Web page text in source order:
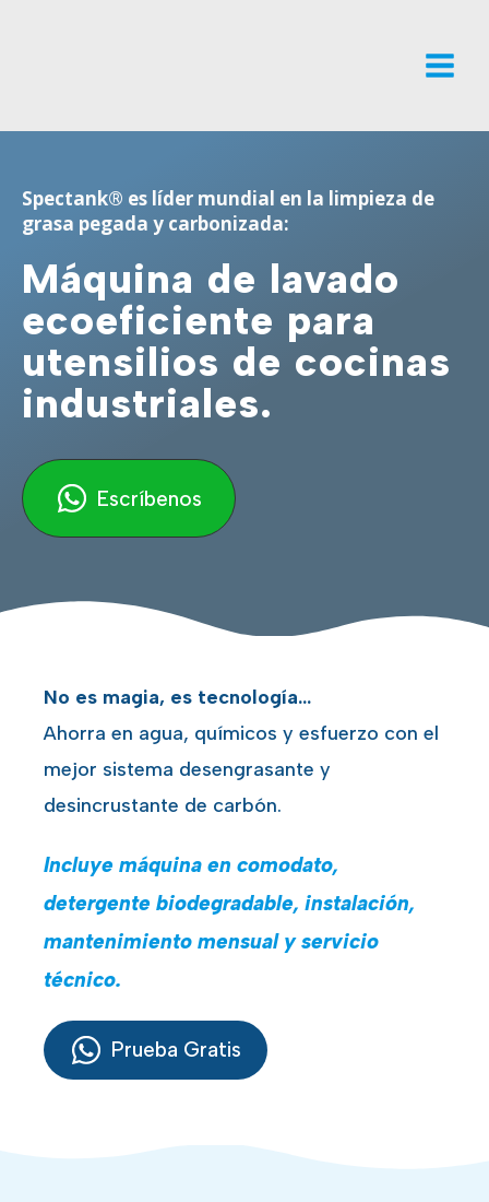
Main
Menu
Spectank® es líder mundial en la limpieza de
grasa pegada y carbonizada:
Máquina de lavado
ecoeficiente para
utensilios de cocinas
industriales.
Escríbenos
No es magia, es tecnología…
Ahorra en agua, químicos y esfuerzo con el
mejor sistema desengrasante y
desincrustante de carbón.
Incluye máquina en comodato,
detergente biodegradable, instalación,
mantenimiento mensual y servicio
técnico.
Prueba Gratis